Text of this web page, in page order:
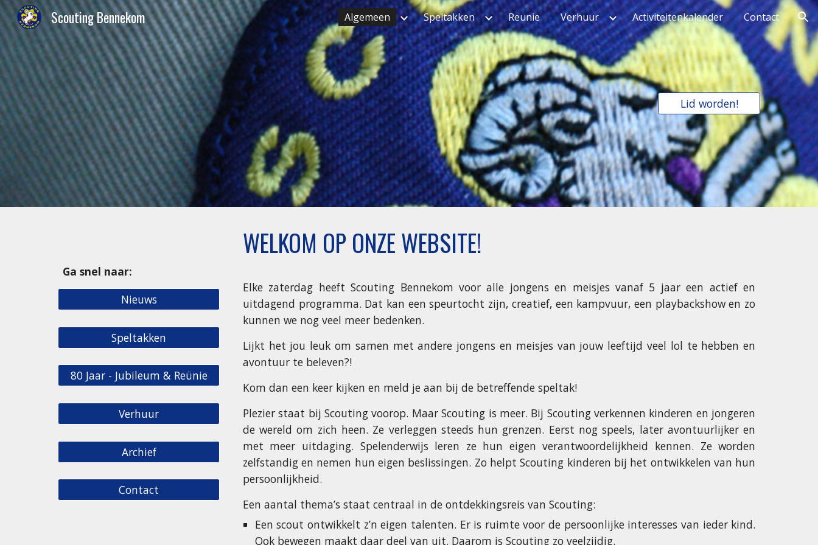
Skip to main content Skip to navigation
Scouting Bennekom Algemeen Speltakken Reunie Verhuur Activiteitenkalender Contact
Lid worden!
Ga snel naar:
Nieuws
Speltakken
80 Jaar - Jubileum & Reünie
Verhuur
Archief
Contact
WELKOM OP ONZE WEBSITE!
Elke zaterdag heeft Scouting Bennekom voor alle jongens en meisjes vanaf 5 jaar een actief en
uitdagend programma. Dat kan een speurtocht zijn, creatief, een kampvuur, een playbackshow en zo
kunnen we nog veel meer bedenken.
Lijkt het jou leuk om samen met andere jongens en meisjes van jouw leeftijd veel lol te hebben en
avontuur te beleven?!
Kom dan een keer kijken en meld je aan bij de betreffende speltak!
Plezier staat bij Scouting voorop. Maar Scouting is meer. Bij Scouting verkennen kinderen en jongeren
de wereld om zich heen. Ze verleggen steeds hun grenzen. Eerst nog speels, later avontuurlijker en
met meer uitdaging. Spelenderwijs leren ze hun eigen verantwoordelijkheid kennen. Ze worden
zelfstandig en nemen hun eigen beslissingen. Zo helpt Scouting kinderen bij het ontwikkelen van hun
persoonlijkheid.
Een aantal thema’s staat centraal in de ontdekkingsreis van Scouting:
Een scout ontwikkelt z’n eigen talenten. Er is ruimte voor de persoonlijke interesses van ieder kind.
Ook bewegen maakt daar deel van uit. Daarom is Scouting zo veelzijdig.